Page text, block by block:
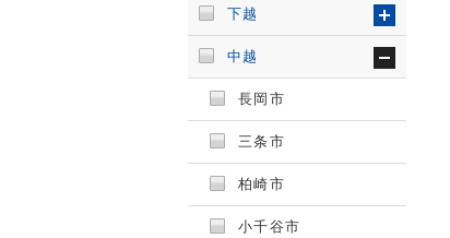
下越
中越
長岡市
三条市
柏崎市
小千谷市